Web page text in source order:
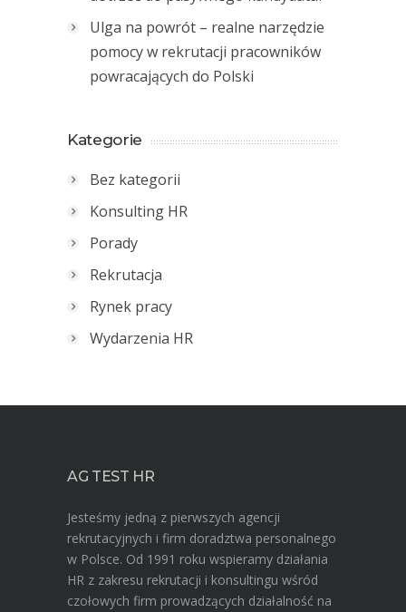
Ulga na powrót – realne narzędzie
pomocy w rekrutacji pracowników
powracających do Polski
Kategorie
Bez kategorii
Konsulting HR
Porady
Rekrutacja
Rynek pracy
Wydarzenia HR
AG TEST HR
Jesteśmy jedną z pierwszych agencji
rekrutacyjnych i firm doradztwa personalnego
w Polsce. Od 1991 roku wspieramy działania
HR z zakresu rekrutacji i konsultingu wśród
czołowych firm prowadzących działalność na